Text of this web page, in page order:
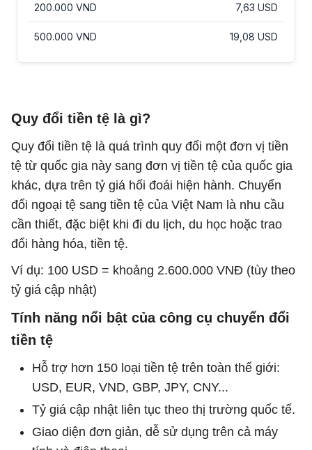
Quy đổi tiền tệ là gì?
Quy đổi tiền tệ là quá trình quy đổi một đơn vị tiền
tệ từ quốc gia này sang đơn vị tiền tệ của quốc gia
khác, dựa trên tỷ giá hối đoái hiện hành. Chuyển
đổi ngoại tệ sang tiền tệ của Việt Nam là nhu cầu
cần thiết, đặc biệt khi đi du lịch, du học hoặc trao
đổi hàng hóa, tiền tệ.
Ví dụ: 100 USD = khoảng 2.600.000 VNĐ (tùy theo
tỷ giá cập nhật)
Tính năng nổi bật của công cụ chuyển đổi
tiền tệ
Hỗ trợ hơn 150 loại tiền tệ trên toàn thế giới:
USD, EUR, VND, GBP, JPY, CNY...
Tỷ giá cập nhật liên tục theo thị trường quốc tế.
Giao diện đơn giản, dễ sử dụng trên cả máy